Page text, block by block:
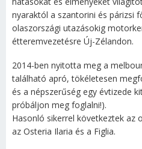
nyaraktól a szantorini és párizsi
olaszországi utazásokig
étteremvezetésre Új-Zélandon.
2014-ben nyitotta meg a
található apró, tökéletesen
és a népszerűség egy évtizede
próbáljon meg foglalni!).
Hasonló sikerrel következtek az
az Osteria Ilaria és a Figlia.